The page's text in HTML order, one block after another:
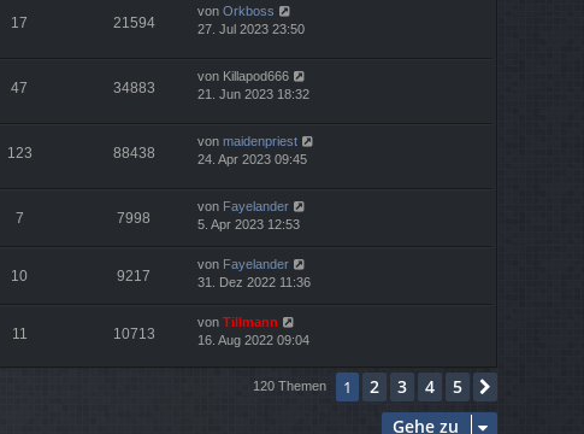
17 21594
von Orkboss
27. Jul 2023 23:50
47 34883
von Killapod666
21. Jun 2023 18:32
123 88438
von maidenpriest
24. Apr 2023 09:45
7 7998
von Fayelander
5. Apr 2023 12:53
10 9217
von Fayelander
31. Dez 2022 11:36
11 10713
von Tillmann
16. Aug 2022 09:04
120 Themen 1 2 3 4 5
Gehe zu